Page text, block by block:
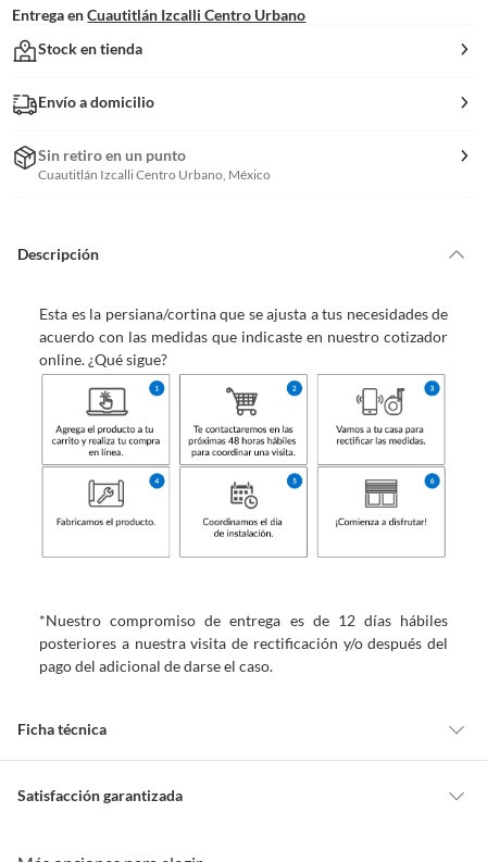
Entrega en Cuautitlán Izcalli Centro Urbano
Stock en tienda
Envío a domicilio
Sin retiro en un punto
Cuautitlán Izcalli Centro Urbano, México
Descripción
Esta es la persiana/cortina que se ajusta a tus necesidades de
acuerdo con las medidas que indicaste en nuestro cotizador
online. ¿Qué sigue?
*Nuestro compromiso de entrega es de 12 días hábiles
posteriores a nuestra visita de rectificación y/o después del
pago del adicional de darse el caso.
Ficha técnica
Marca
Satisfacción garantizada